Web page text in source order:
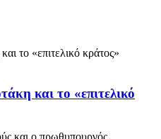
και το «επιτελικό